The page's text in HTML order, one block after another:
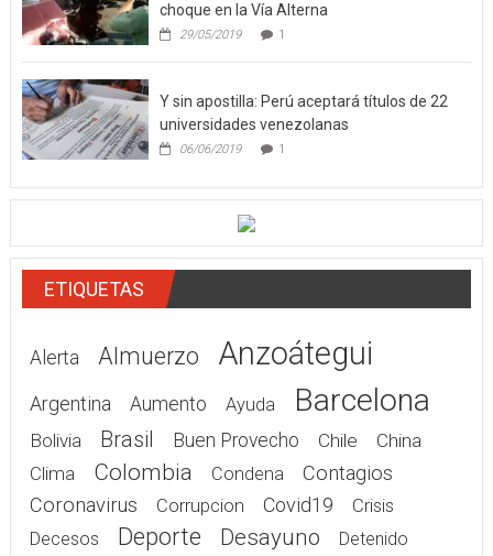
choque en la Vía Alterna
29/05/2019 1
Y sin apostilla: Perú aceptará títulos de 22
universidades venezolanas
06/06/2019 1
ETIQUETAS
Alerta Almuerzo Anzoátegui
Argentina Aumento Ayuda Barcelona
Bolivia Brasil Buen Provecho Chile
China
Clima
Colombia Condena
Contagios
Coronavirus
Corrupcion Covid19
Crisis
Decesos
Deporte Desayuno Detenido